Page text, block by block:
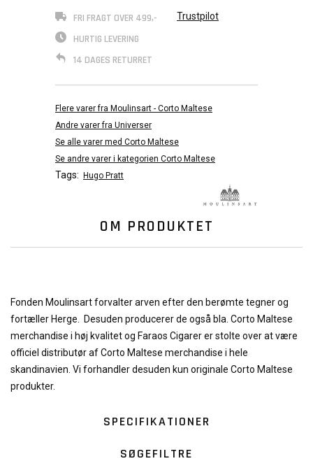
FRI FRAGT OVER 499,-
HURTIG LEVERING
14 DAGES RETURRET
Trustpilot
Flere varer fra Moulinsart - Corto Maltese
Andre varer fra Universer
Se alle varer med Corto Maltese
Se andre varer i kategorien Corto Maltese
Tags: Hugo Pratt
OM PRODUKTET
Fonden Moulinsart forvalter arven efter den berømte tegner og
fortæller Herge. Desuden producerer de også bla. Corto Maltese
merchandise i høj kvalitet og Faraos Cigarer er stolte over at være
officiel distributør af Corto Maltese merchandise i hele
skandinavien. Vi forhandler desuden kun originale Corto Maltese
produkter.
SPECIFIKATIONER
SØGEFILTRE